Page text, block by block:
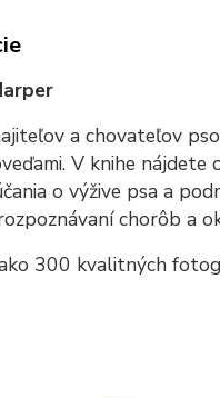
a chovateľov
V knihe
o výžive psa a
chorôb a
300 kvalitných